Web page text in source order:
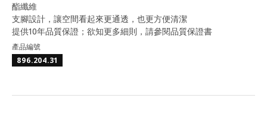
酯纖維
支腳設計，讓空間看起來更通透，也更方便清潔
提供10年品質保證；欲知更多細則，請參閱品質保證書
產品編號
896.204.31